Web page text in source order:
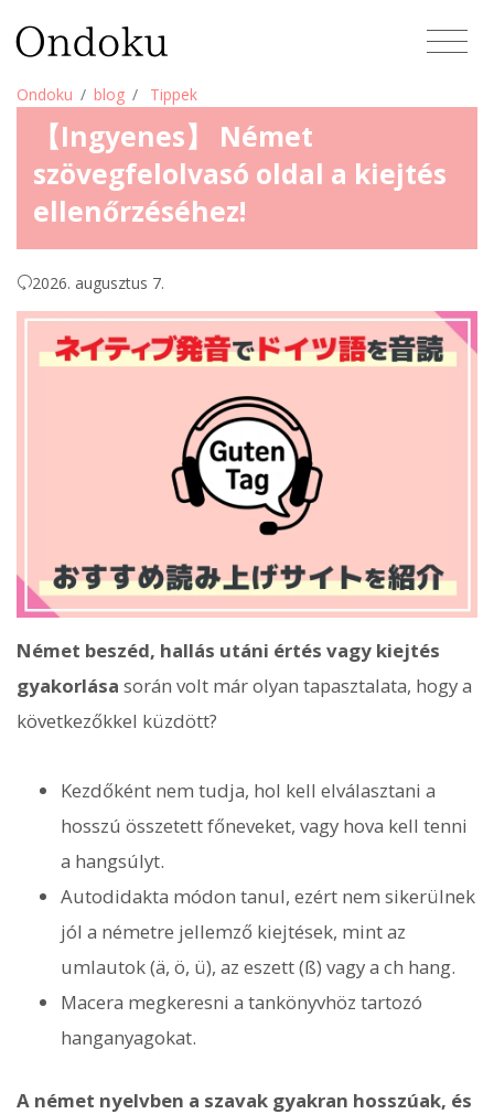
Ondoku blog Tippek
【Ingyenes】 Német
szövegfelolvasó oldal a kiejtés
ellenőrzéséhez!
2026. augusztus 7.
Német beszéd, hallás utáni értés vagy kiejtés
gyakorlása során volt már olyan tapasztalata, hogy a
következőkkel küzdött?
Kezdőként nem tudja, hol kell elválasztani a
hosszú összetett főneveket, vagy hova kell tenni
a hangsúlyt.
Autodidakta módon tanul, ezért nem sikerülnek
jól a németre jellemző kiejtések, mint az
umlautok (ä, ö, ü), az eszett (ß) vagy a ch hang.
Macera megkeresni a tankönyvhöz tartozó
hanganyagokat.
A német nyelvben a szavak gyakran hosszúak, és